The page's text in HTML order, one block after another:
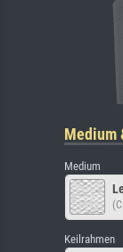
Medium
Medium
Keilrahmen